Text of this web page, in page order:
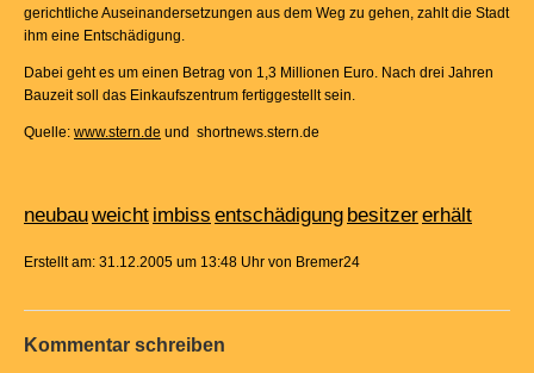
gerichtliche Auseinandersetzungen aus dem Weg zu gehen, zahlt die Stadt
ihm eine Entschädigung.
Dabei geht es um einen Betrag von 1,3 Millionen Euro. Nach drei Jahren
Bauzeit soll das Einkaufszentrum fertiggestellt sein.
Quelle: www.stern.de und shortnews.stern.de
neubauweicht imbiss entschädigung besitzererhält
Erstellt am: 31.12.2005 um 13:48 Uhr von Bremer24
Kommentar schreiben